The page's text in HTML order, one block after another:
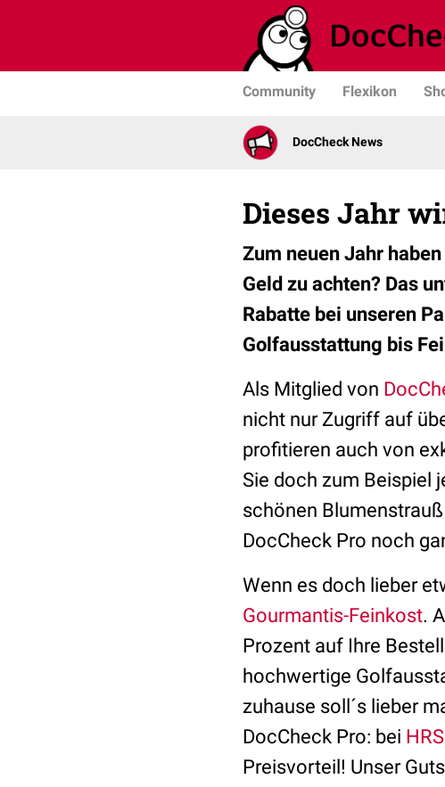
Community Flexikon
DocCheck News
Dieses Jahr
Zum neuen Jahr
Geld zu achten? Das
Rabatte bei unseren
Golfausstattung bis
Als Mitglied von
nicht nur Zugriff auf
profitieren auch von
Sie doch zum Beispiel
schönen
DocCheck Pro noch
Wenn es doch lieber
Gourmantis-Feinkost.
Prozent auf Ihre
hochwertige
zuhause soll´s lieber
DocCheck Pro: bei
Preisvorteil! Unser